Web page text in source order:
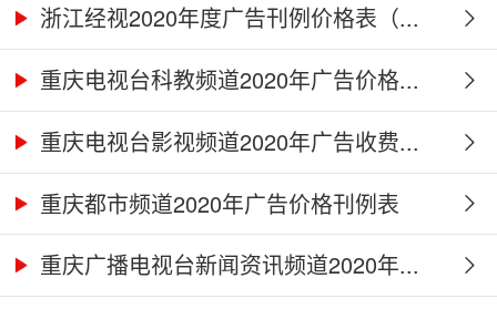
浙江经视2020年度广告刊例价格表（...
重庆电视台科教频道2020年广告价格...
重庆电视台影视频道2020年广告收费...
重庆都市频道2020年广告价格刊例表
重庆广播电视台新闻资讯频道2020年...